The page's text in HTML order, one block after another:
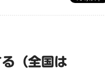
（全国は